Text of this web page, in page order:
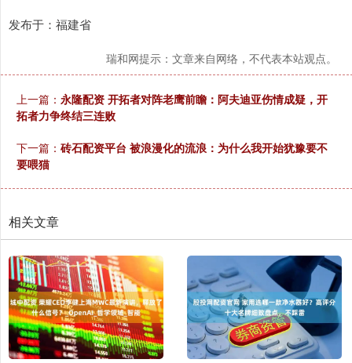
发布于：福建省
瑞和网提示：文章来自网络，不代表本站观点。
上一篇： 永隆配资 开拓者对阵老鹰前瞻：阿夫迪亚伤情成疑，开
拓者力争终结三连败
下一篇： 砖石配资平台 被浪漫化的流浪：为什么我开始犹豫要不
要喂猫
相关文章